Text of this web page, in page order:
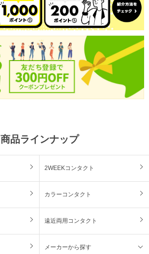
商品ラインナップ
2WEEKコンタクト
カラーコンタクト
遠近両用コンタクト
メーカーから探す